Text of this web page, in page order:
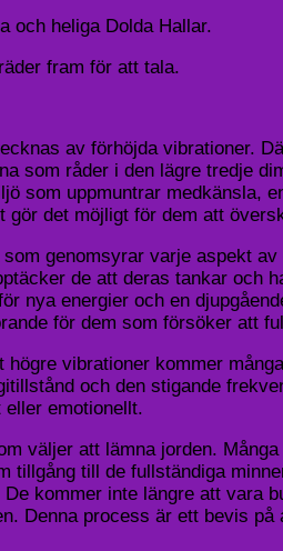
och heliga Dolda Hallar.
fram för att tala.
av förhöjda vibrationer.
som råder i den lägre tredje
som uppmuntrar medkänsla,
det möjligt för dem att
genomsyrar varje aspekt
de att deras tankar
nya energier och en
för dem som försöker att
högre vibrationer kommer
och den stigande
emotionellt.
väljer att lämna jorden.
tillgång till de fullständiga
kommer inte längre att vara
Denna process är ett bevis